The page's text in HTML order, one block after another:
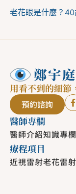
老花眼是什麼？
用看不到的細節
預約諮詢
醫師專欄
醫師介紹知識專欄
療程項目
近視雷射老花雷射